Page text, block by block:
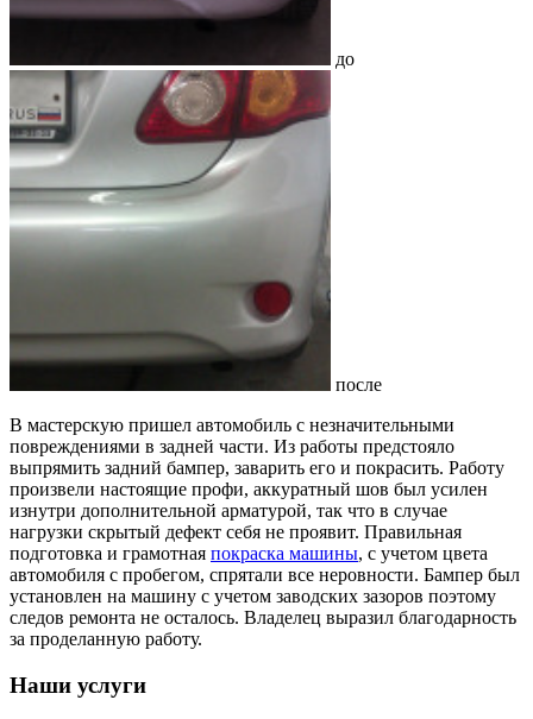
до
после
В мастерскую пришел автомобиль с незначительными
повреждениями в задней части. Из работы предстояло
выпрямить задний бампер, заварить его и покрасить. Работу
произвели настоящие профи, аккуратный шов был усилен
изнутри дополнительной арматурой, так что в случае
нагрузки скрытый дефект себя не проявит. Правильная
подготовка и грамотная покраска машины, с учетом цвета
автомобиля с пробегом, спрятали все неровности. Бампер был
установлен на машину с учетом заводских зазоров поэтому
следов ремонта не осталось. Владелец выразил благодарность
за проделанную работу.
Наши услуги